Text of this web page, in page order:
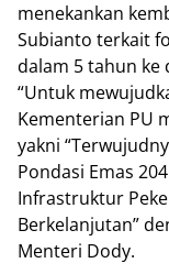
menekankan
Subianto terkait
dalam 5 tahun ke
“Untuk
Kementerian PU
yakni
Pondasi Emas
Infrastruktur
Berkelanjutan”
Menteri Dody.